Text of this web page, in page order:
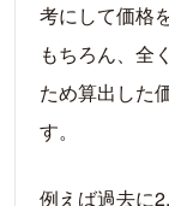
考にして価格
もちろん、全
ため算出した
す。
例えば過去に